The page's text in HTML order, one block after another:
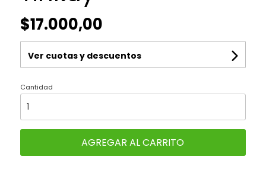
$17.000,00
Ver cuotas y descuentos
Cantidad
AGREGAR AL CARRITO